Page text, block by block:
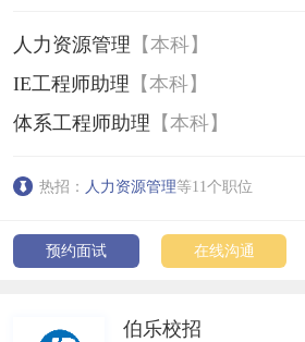
人力资源管理 【本科】
IE工程师助理 【本科】
体系工程师助理 【本科】
热招： 人力资源管理等11个职位
预约面试 在线沟通
伯乐校招